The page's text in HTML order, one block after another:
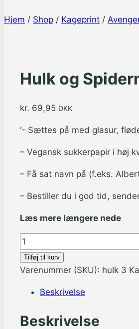
Hjem / Shop / Kageprint /
Hulk og
kr. 69,95 DKK
‘- Sættes på med glasur,
– Vegansk sukkerpapir i høj
– Få sat navn på (f.eks.
– Bestiller du i god tid,
Læs mere længere nede
Hulk
og
Spiderman
sukkerprint
Tilføj til kurv
Varenummer (SKU): hulk 3
Beskrivelse
Beskrivelse